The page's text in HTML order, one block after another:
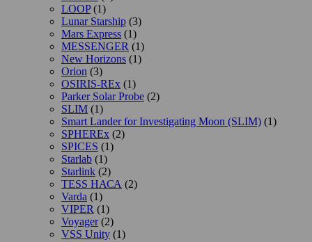
LOOP(1)
Lunar Starship (3)
Mars Express (1)
MESSENGER (1)
New Horizons (1)
Orion (3)
OSIRIS-REx (1)
Parker Solar Probe (2)
SLIM (1)
Smart Lander for Investigating Moon (SLIM) (1)
SPHEREx (2)
SPICES (1)
Starlab (1)
Starlink (2)
TESS НАСА (2)
Varda (1)
VIPER (1)
Voyager(2)
VSS Unity (1)